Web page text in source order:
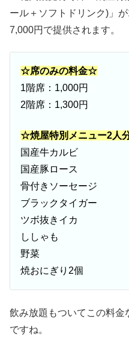
ール＋ソフトドリンク)」
7,000円で提供されます。
☆席のみの料金☆
1階席：1,000円
2階席：1,300円
☆焼屋特別メニュー2人
国産牛カルビ
国産豚ロース
骨付きソーセージ
ブラックタイガー
ツボ抜きイカ
ししゃも
野菜
焼おにぎり2個
飲み放題もついてこの料金
ですね。